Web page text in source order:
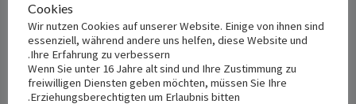
DETAILS
أغسطس 5, 2023
VENUE
Maria Hilf
Platter Straße 5, 65193
Wiesbaden‎Deutschland+
Cookies
Wir nutzen Cookies auf unserer Website. Einige von ihnen sind
essenziell, während andere uns helfen, diese Website und
Ihre Erfahrung zu verbessern.
Wenn Sie unter 16 Jahre alt sind und Ihre Zustimmung zu
freiwilligen Diensten geben möchten, müssen Sie Ihre
Erziehungsberechtigten um Erlaubnis bitten.